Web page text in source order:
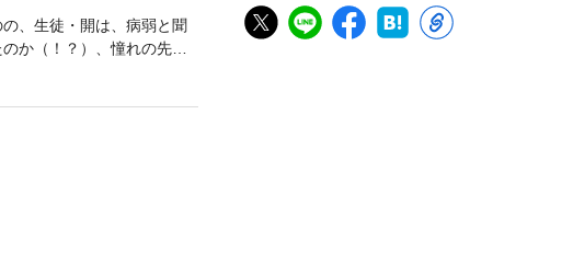
、生徒・開は、病弱と聞
か（！？）、憧れの先輩
されたと感じた開は「こう